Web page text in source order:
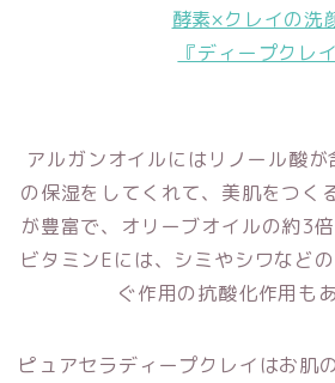
酵素×クレイの洗
『ディープクレイ
アルガンオイルにはリノール酸
の保湿をしてくれて、美肌をつく
が豊富で、オリーブオイルの約3
ビタミンEには、シミやシワなど
ぐ作用の抗酸化作用も
ピュアセラディープクレイはお肌